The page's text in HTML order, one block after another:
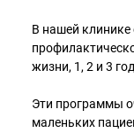
В нашей
жизни, 1, 2 и 3
Эти программы
маленьких